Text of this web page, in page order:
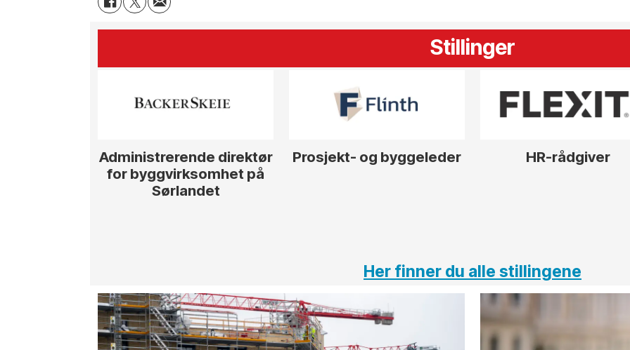
Stillinger
Administrerende direktør
for byggvirksomhet på
Sørlandet
Prosjekt- og byggeleder HR-rådgiver
Her finner du alle stillingene